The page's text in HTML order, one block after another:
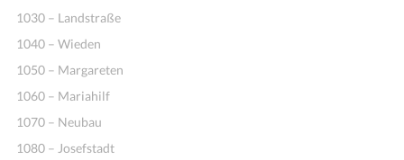
1030 – Landstraße
1040 – Wieden
1050 – Margareten
1060 – Mariahilf
1070 – Neubau
1080 – Josefstadt